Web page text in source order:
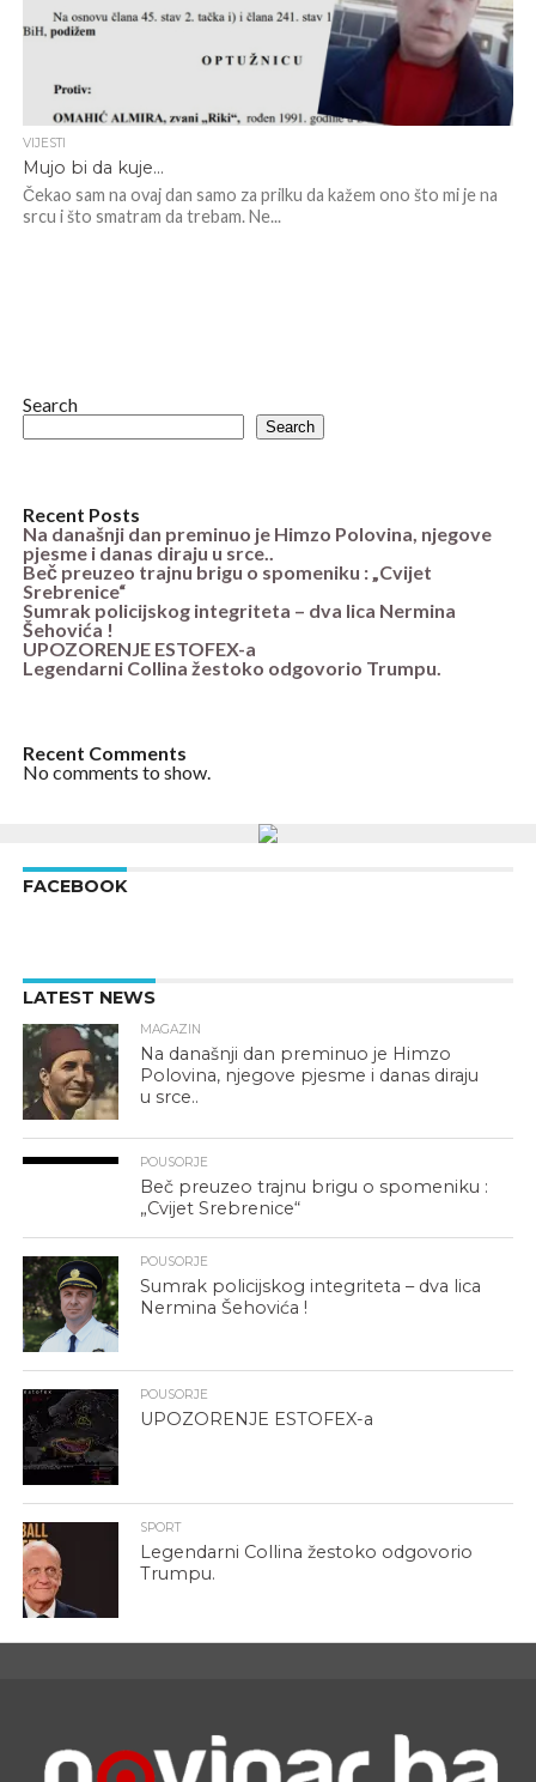
VIJESTI
Mujo bi da kuje…
Čekao sam na ovaj dan samo za prilku da kažem ono što mi je na
srcu i što smatram da trebam. Ne...
Search
Search
Recent Posts
Na današnji dan preminuo je Himzo Polovina, njegove
pjesme i danas diraju u srce..
Beč preuzeo trajnu brigu o spomeniku : „Cvijet
Srebrenice“
Sumrak policijskog integriteta – dva lica Nermina
Šehovića !
UPOZORENJE ESTOFEX-a
Legendarni Collina žestoko odgovorio Trumpu.
Recent Comments
No comments to show.
FACEBOOK
LATEST NEWS
MAGAZIN
Na današnji dan preminuo je Himzo
Polovina, njegove pjesme i danas diraju
u srce..
POUSORJE
Beč preuzeo trajnu brigu o spomeniku :
„Cvijet Srebrenice“
POUSORJE
Sumrak policijskog integriteta – dva lica
Nermina Šehovića !
POUSORJE
UPOZORENJE ESTOFEX-a
SPORT
Legendarni Collina žestoko odgovorio
Trumpu.